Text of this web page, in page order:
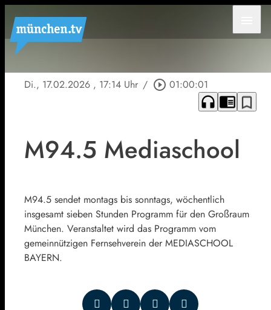
Di., 17.02.2026 , 17:14 Uhr / play_circle_outline 01:00:01
headphones chrome_reader_mode bookmark_border
M94.5 Mediaschool
M94.5 sendet montags bis sonntags, wöchentlich
insgesamt sieben Stunden Programm für den Großraum
München. Veranstaltet wird das Programm vom
gemeinnützigen Fernsehverein der MEDIASCHOOL
BAYERN.